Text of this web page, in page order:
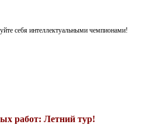
себя интеллектуальными чемпионами!
работ: Летний тур!